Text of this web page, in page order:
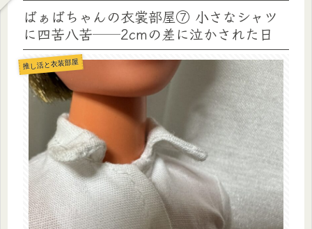
ばぁばちゃんの衣裳部屋⑦ 小さなシャツ
に四苦八苦──2cmの差に泣かされた日
推し活と衣装部屋